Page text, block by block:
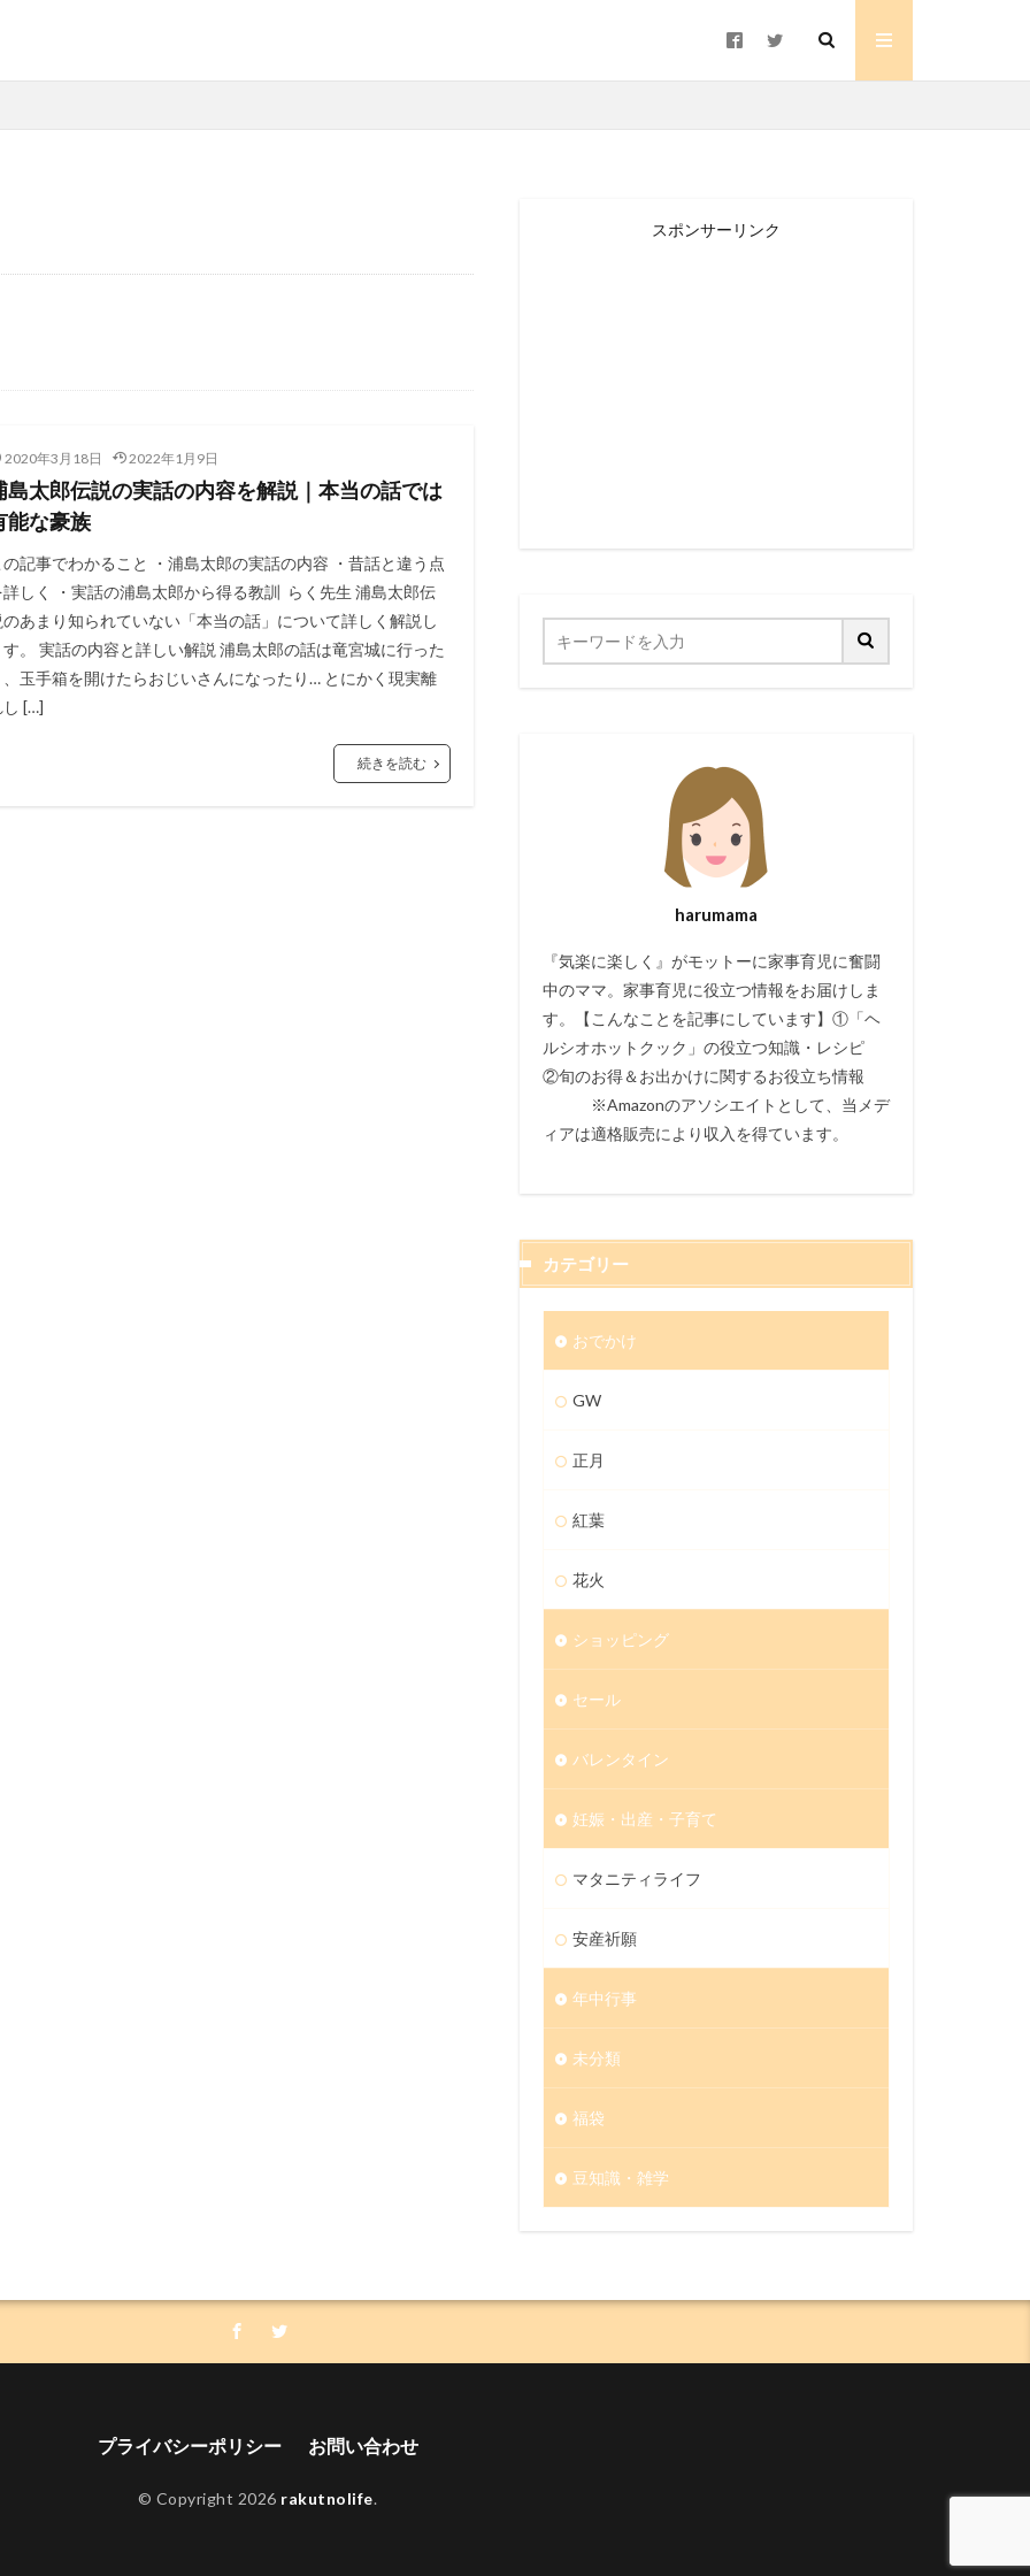
2020年3月18日 2022年1月9日
島太郎伝説の実話の内容を解説｜本当の話では
能な豪族
の記事でわかること ・浦島太郎の実話の内容 ・昔話と違う点
詳しく ・実話の浦島太郎から得る教訓 らく先生 浦島太郎伝
のあまり知られていない「本当の話」について詳しく解説し
す。 実話の内容と詳しい解説 浦島太郎の話は竜宮城に行った
、玉手箱を開けたらおじいさんになったり… とにかく現実離
し […]
続きを読む
スポンサーリンク
harumama
『気楽に楽しく』がモットーに家事育児に奮闘
中のママ。家事育児に役立つ情報をお届けしま
す。【こんなことを記事にしています】①「ヘ
ルシオホットクック」の役立つ知識・レシピ
②旬のお得＆お出かけに関するお役立ち情報
※Amazonのアソシエイトとして、当メデ
ィアは適格販売により収入を得ています。
カテゴリー
おでかけ
GW
正月
紅葉
花火
ショッピング
セール
バレンタイン
妊娠・出産・子育て
マタニティライフ
安産祈願
年中行事
未分類
福袋
豆知識・雑学
プライバシーポリシー お問い合わせ
© Copyright 2026 rakutnolife.